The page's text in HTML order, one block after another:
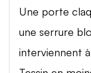
Une porte
une serrure
interviennent